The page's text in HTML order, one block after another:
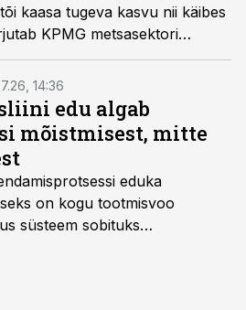
kaasa tugeva kasvu nii käibes
KPMG metsasektori
värskes Äripäeva
raportis.
14:36
edu algab
mõistmisest, mitte
eduka
on kogu tootmisvoo
süsteem sobituks